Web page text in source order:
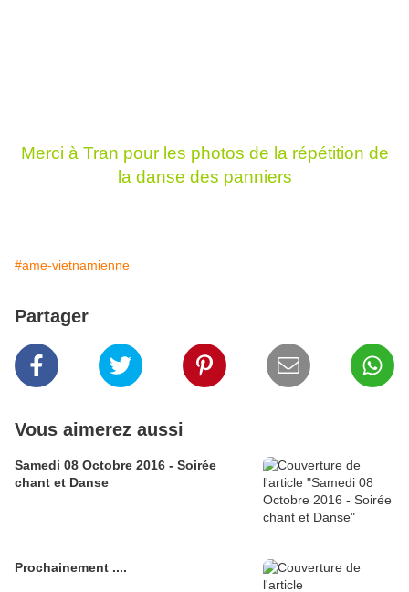
Merci à Tran pour les photos de la répétition de
la danse des panniers
#ame-vietnamienne
Partager
Vous aimerez aussi
Samedi 08 Octobre 2016 - Soirée
chant et Danse
Prochainement ....